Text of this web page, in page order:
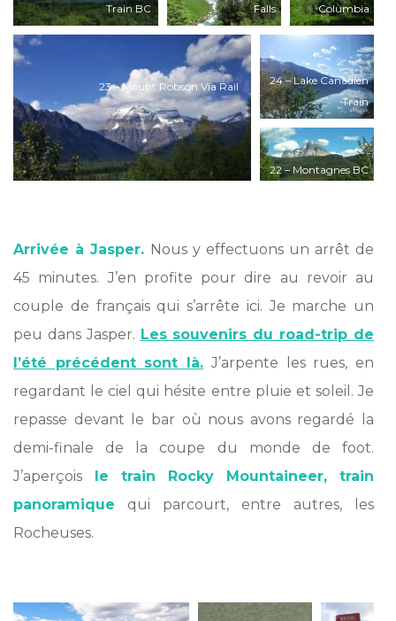
Train BC
Falls
Columbia
ViaRail
23 – Mount Robson Via Rail
24 – Lake Canadien
Train
22 – Montagnes BC
Arrivée à Jasper. Nous y effectuons un arrêt de
45 minutes. J’en profite pour dire au revoir au
couple de français qui s’arrête ici. Je marche un
peu dans Jasper. Les souvenirs du road-trip de
l’été précédent sont là. J’arpente les rues, en
regardant le ciel qui hésite entre pluie et soleil. Je
repasse devant le bar où nous avons regardé la
demi-finale de la coupe du monde de foot.
J’aperçois le train Rocky Mountaineer, train
panoramique qui parcourt, entre autres, les
Rocheuses.